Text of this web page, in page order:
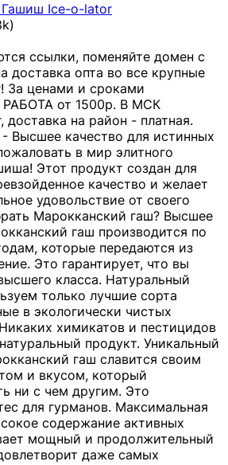
Гашиш Ice-o-lator
ссылки, поменяйте домен с
доставка опта во все крупные
За ценами и сроками
РАБОТА от 1500р. В МСК
доставка на район - платная.
Высшее качество для истинных
в мир элитного
Этот продукт создан для
качество и желает
удовольствие от своего
Марокканский гаш? Высшее
гаш производится по
которые передаются из
Это гарантирует, что вы
класса. Натуральный
только лучшие сорта
в экологически чистых
химикатов и пестицидов
продукт. Уникальный
гаш славится своим
и вкусом, который
ни с чем другим. Это
для гурманов. Максимальная
содержание активных
мощный и продолжительный
даже самых